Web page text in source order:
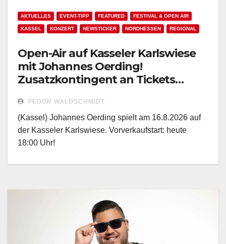
AKTUELLES EVENT-TIPP FEATURED FESTIVAL & OPEN AIR
KASSEL KONZERT NEWSTICKER NORDHESSEN REGIONAL
Open-Air auf Kasseler Karlswiese
mit Johannes Oerding!
Zusatzkontingent an Tickets
FEDOR WALDSCHMIDT
(Kassel) Johannes Oerding spielt am 16.8.2026 auf
der Kasseler Karlswiese. Vorverkaufstart: heute
18:00 Uhr!